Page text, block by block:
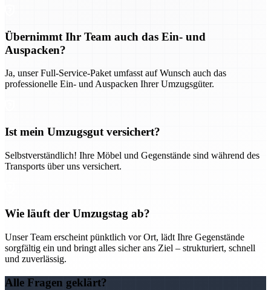
Übernimmt Ihr Team auch das Ein- und
Auspacken?
Ja, unser Full-Service-Paket umfasst auf Wunsch auch das
professionelle Ein- und Auspacken Ihrer Umzugsgüter.
Ist mein Umzugsgut versichert?
Selbstverständlich! Ihre Möbel und Gegenstände sind während des
Transports über uns versichert.
Wie läuft der Umzugstag ab?
Unser Team erscheint pünktlich vor Ort, lädt Ihre Gegenstände
sorgfältig ein und bringt alles sicher ans Ziel – strukturiert, schnell
und zuverlässig.
Alle Fragen geklärt?